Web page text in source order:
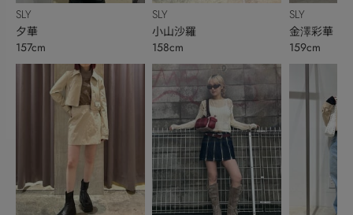
SLY
夕華
157cm
SLY
小山沙羅
158cm
SLY
金澤彩華
159cm